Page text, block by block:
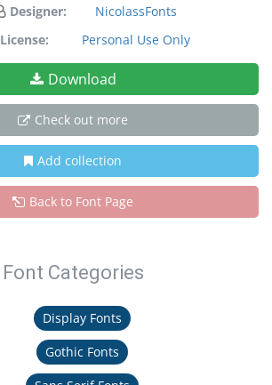
Designer:
NicolassFonts
License:
Personal Use Only
Download
Check out more
Add collection
Back to Font Page
Font Categories
Display Fonts
Gothic Fonts